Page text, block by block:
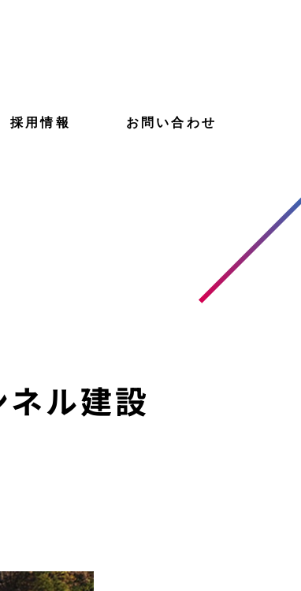
採用情報 お問い合わせ
ル建設